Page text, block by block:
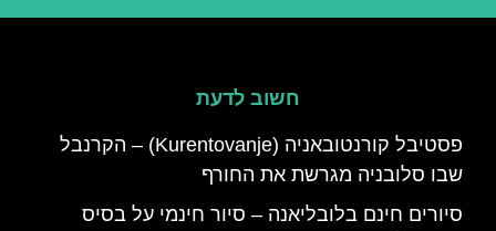
חשוב לדעת
פסטיבל קורנטובאניה (Kurentovanje) – הקרנבל
שבו סלובניה מגרשת את החורף
סיורים חינם בלובליאנה – סיור חינמי על בסיס